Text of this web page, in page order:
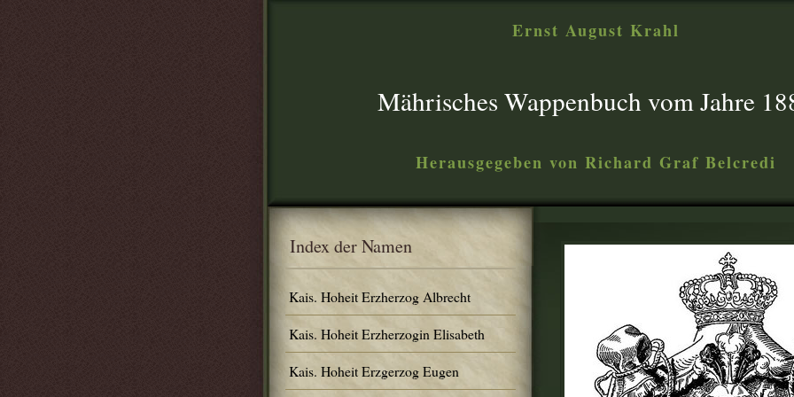
Ernst August Krahl
Mährisches Wappenbuch vom Jahre
Herausgegeben von Richard Graf Belcredi
Index der Namen
Kais. Hoheit Erzherzog Albrecht
Kais. Hoheit Erzherzogin Elisabeth
Kais. Hoheit Erzgerzog Eugen